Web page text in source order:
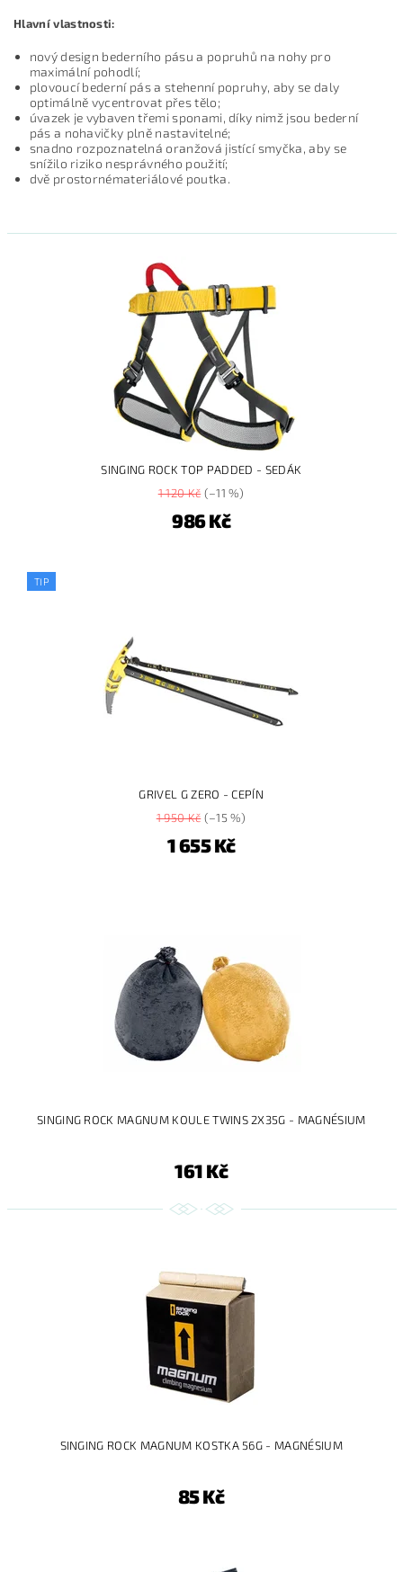
Hlavní vlastnosti:
nový design bederního pásu a popruhů na nohy pro
maximální pohodlí;
plovoucí bederní pás a stehenní popruhy, aby se daly
optimálně vycentrovat přes tělo;
úvazek je vybaven třemi sponami, díky nimž jsou bederní
pás a nohavičky plně nastavitelné;
snadno rozpoznatelná oranžová jistící smyčka, aby se
snížilo riziko nesprávného použití;
dvě prostornémateriálové poutka.
SINGING ROCK TOP PADDED - SEDÁK
1 120 Kč(–11 %)
986 Kč
TIP
GRIVEL G ZERO - CEPÍN
1 950 Kč(–15 %)
1 655 Kč
SINGING ROCK MAGNUM KOULE TWINS 2X35G - MAGNÉSIUM
161 Kč
SINGING ROCK MAGNUM KOSTKA 56G - MAGNÉSIUM
85 Kč